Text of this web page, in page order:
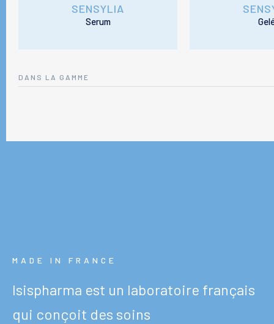
DANS LA GAMME
SENSYLIA
Serum
MADE IN FRANCE
Isispharma est un laboratoire français
qui conçoit des soins